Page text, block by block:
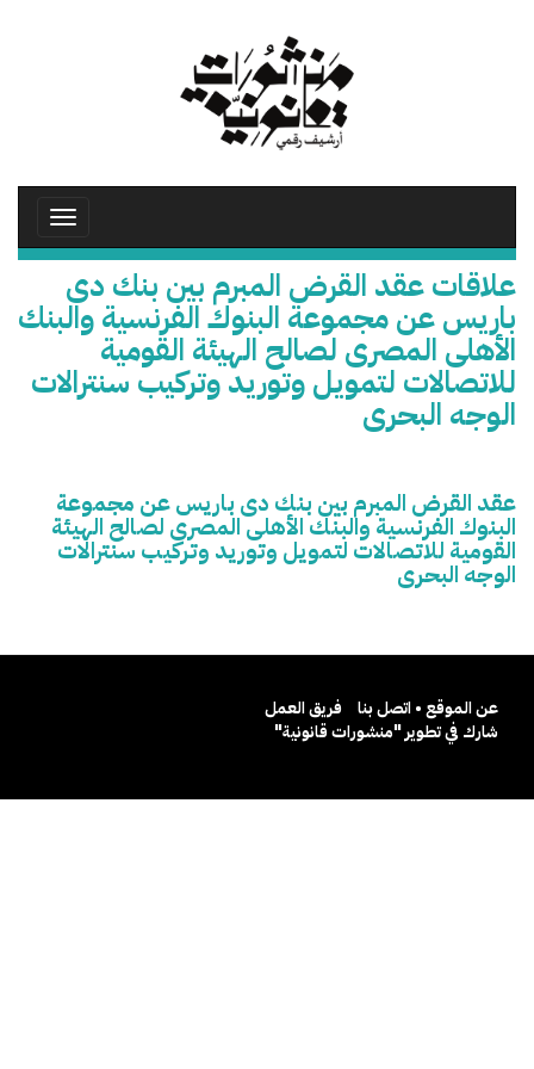
Toggle
علاقات عقد القرض المبرم بين بنك دى
باريس عن مجموعة البنوك الفرنسية والبنك
الأهلى المصرى لصالح الهيئة القومية
للاتصالات لتمويل وتوريد وتركيب سنترالات
الوجه البحرى
عقد القرض المبرم بين بنك دى باريس عن مجموعة
البنوك الفرنسية والبنك الأهلى المصرى لصالح الهيئة
القومية للاتصالات لتمويل وتوريد وتركيب سنترالات
الوجه البحرى
عن الموقع • اتصل بنا
فريق العمل
شارك في تطوير "منشورات قانونية"